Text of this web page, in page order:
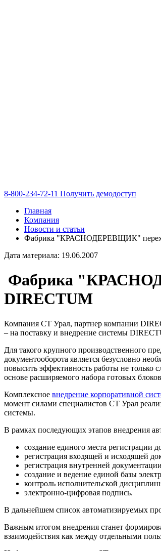
8-800-234-72-11 Получить демодоступ
Главная
Компания
Новости и статьи
Фабрика "КРАСНОДЕРЕВЩИК"
Дата материала: 19.06.2007
Фабрика
DIRECTUM
Компания СТ Урал, партнер компании
– на поставку и внедрение системы
Для такого крупного производственного
документооборота является безусловно
повысить эффективность работы не только
основе расширяемого набора готовых
Комплексное внедрение корпоративной
момент силами специалистов СТ Урал
системы.
В рамках последующих этапов внедрения
создание единого места регистрации
регистрация входящей и исходящей
регистрация внутренней
создание и ведение единой базы
контроль исполнительской
электронно-цифровая подпись.
В дальнейшем список автоматизируемых
Важным итогом внедрения станет
взаимодействия как между отдельными